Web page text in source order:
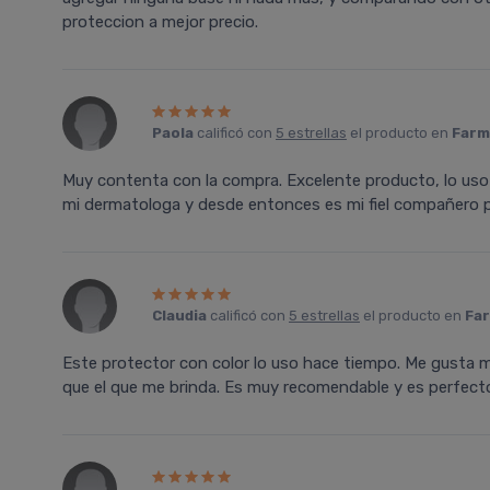
proteccion a mejor precio.
Paola calificó con 5 estrellas el producto en
Muy contenta con la compra. Excelente producto, lo
mi dermatologa y desde entonces es mi fiel compañero
Claudia calificó con 5 estrellas el producto en
Este protector con color lo uso hace tiempo. Me gusta
que el que me brinda. Es muy recomendable y es